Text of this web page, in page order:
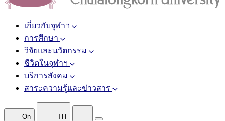
เกี่ยวกับจุฬาฯ
การศึกษา
วิจัยและนวัตกรรม
ชีวิตในจุฬาฯ
บริการสังคม
สาระความรู้และข่าวสาร
On TH